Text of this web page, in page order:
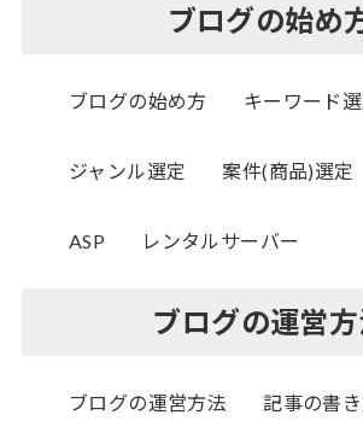
ブログの始め
ブログの始め方 キーワード
ジャンル選定 案件(商品)選定
ASP レンタルサーバー
ブログの運営
ブログの運営方法 記事の書